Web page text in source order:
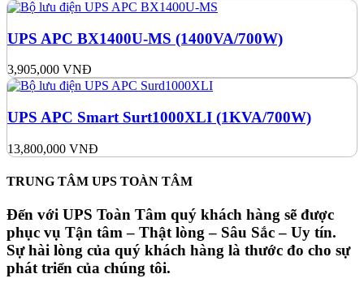
UPS APC BX1400U-MS (1400VA/700W)
3,905,000 VNĐ
UPS APC Smart Surt1000XLI (1KVA/700W)
13,800,000 VNĐ
TRUNG TÂM UPS TOÀN TÂM
Đến với UPS Toàn Tâm quý khách hàng sẽ được
phục vụ Tận tâm – Thật lòng – Sâu Sắc – Uy tín.
Sự hài lòng của quý khách hàng là thước đo cho sự
phát triển của chúng tôi.